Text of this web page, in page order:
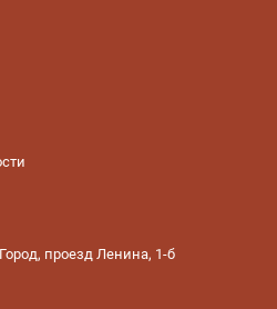
проезд Ленина, 1-б